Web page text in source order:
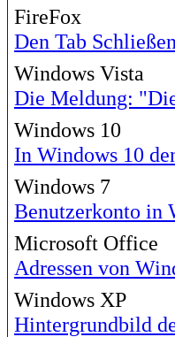
FireFox
Den Tab
Windows Vista
Die Meldung:
Windows 10
In Windows 10
Windows 7
Benutzerkonto in
Microsoft Office
Adressen von
Windows XP
Hintergrundbild